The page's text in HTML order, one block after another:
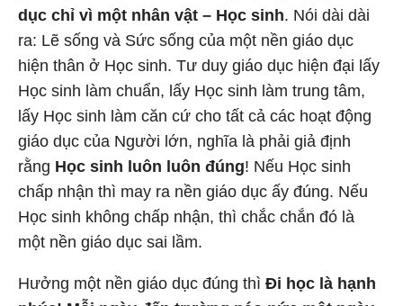
dục chỉ vì một nhân vật – Học sinh. Nói dài dài
ra: Lẽ sống và Sức sống của một nền giáo dục
hiện thân ở Học sinh. Tư duy giáo dục hiện đại lấy
Học sinh làm chuẩn, lấy Học sinh làm trung tâm,
lấy Học sinh làm căn cứ cho tất cả các hoạt động
giáo dục của Người lớn, nghĩa là phải giả định
rằng Học sinh luôn luôn đúng! Nếu Học sinh
chấp nhận thì may ra nền giáo dục ấy đúng. Nếu
Học sinh không chấp nhận, thì chắc chắn đó là
một nền giáo dục sai lầm.
Hưởng một nền giáo dục đúng thì Đi học là hạnh